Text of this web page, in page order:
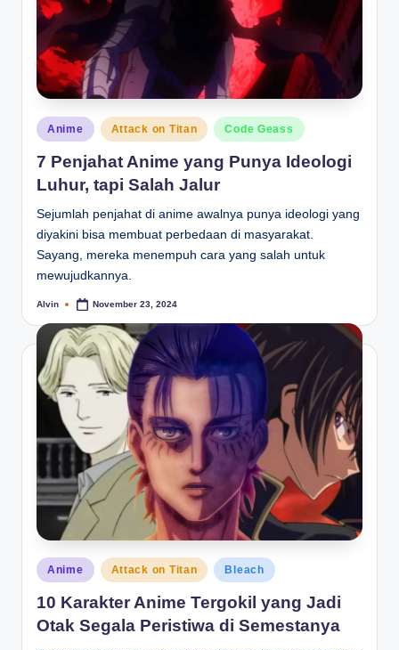
Posted
in
Anime Attack on Titan Code Geass
7 Penjahat Anime yang Punya Ideologi
Luhur, tapi Salah Jalur
Sejumlah penjahat di anime awalnya punya ideologi yang
diyakini bisa membuat perbedaan di masyarakat.
Sayang, mereka menempuh cara yang salah untuk
mewujudkannya.
Posted
Alvin November 23, 2024
Posted
in
Anime Attack on Titan Bleach
10 Karakter Anime Tergokil yang Jadi
Otak Segala Peristiwa di Semestanya